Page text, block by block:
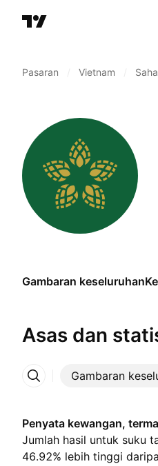
Pasaran Vietnam
Gambaran keseluruhan
Asas dan
Gambaran
Lebih
Penyata kewangan,
Jumlah hasil untuk suku
46.92% lebih tinggi